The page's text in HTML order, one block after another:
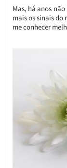
Mas, há anos
mais os sinais do
me conhecer